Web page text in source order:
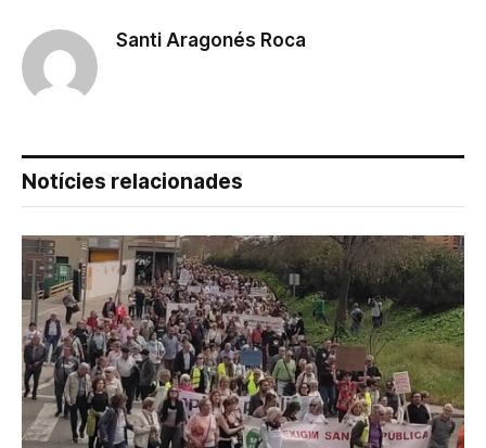
Santi Aragonés Roca
Notícies relacionades